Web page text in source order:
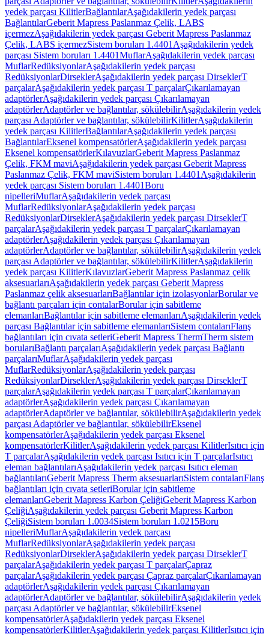
yedek parçası KilitlerBağlantılarAşağıdakilerin yedek parçası
BağlantılarGeberit Mapress Paslanmaz Çelik, LABS
içermezAşağıdakilerin yedek parçası Geberit Mapress Paslanmaz
Çelik, LABS içermezSistem boruları 1.4401 Aşağıdakilerin yedek
parçası Sistem boruları 1.4401MuflarAşağıdakilerin yedek parçası
MuflarRedüksiyonlarAşağıdakilerin yedek parçası
RedüksiyonlarDirseklerAşağıdakilerin yedek parçası DirseklerT
parçalarAşağıdakilerin yedek parçası T parçalarÇıkarılamayan
adaptörlerAşağıdakilerin yedek parçası Çıkarılamayan
adaptörlerAdaptörler ve bağlantılar, sökülebilirAşağıdakilerin yedek
parçası Adaptörler ve bağlantılar, sökülebilirKilitlerAşağıdakilerin
yedek parçası KilitlerBağlantılarAşağıdakilerin yedek parçası
BağlantılarEksenel kompensatörlerAşağıdakilerin yedek parçası
Eksenel kompensatörlerKılavuzlarGeberit Mapress Paslanmaz
Çelik, FKM maviAşağıdakilerin yedek parçası Geberit Mapress
Paslanmaz Çelik, FKM maviSistem boruları 1.4401 Aşağıdakilerin
yedek parçası Sistem boruları 1.4401Boru
nipelleriMuflarAşağıdakilerin yedek parçası
MuflarRedüksiyonlarAşağıdakilerin yedek parçası
RedüksiyonlarDirseklerAşağıdakilerin yedek parçası DirseklerT
parçalarAşağıdakilerin yedek parçası T parçalarÇıkarılamayan
adaptörlerAşağıdakilerin yedek parçası Çıkarılamayan
adaptörlerAdaptörler ve bağlantılar, sökülebilirAşağıdakilerin yedek
parçası Adaptörler ve bağlantılar, sökülebilirKilitlerAşağıdakilerin
yedek parçası KilitlerKılavuzlarGeberit Mapress Paslanmaz çelik
aksesuarlarıAşağıdakilerin yedek parçası Geberit Mapress
Paslanmaz çelik aksesuarlarıBağlantılar için izolasyonlarBorular ve
bağlantı parçaları için contalarBorular için sabitleme
elemanlarıBağlantılar için sabitleme elemanlarıAşağıdakilerin yedek
parçası Bağlantılar için sabitleme elemanlarıSistem contalarıFlanş
bağlantıları için cıvata setleriGeberit Mapress ThermTherm sistem
borularıBağlantı parçalarıAşağıdakilerin yedek parçası Bağlantı
parçalarıMuflarAşağıdakilerin yedek parçası
MuflarRedüksiyonlarAşağıdakilerin yedek parçası
RedüksiyonlarDirseklerAşağıdakilerin yedek parçası DirseklerT
parçalarAşağıdakilerin yedek parçası T parçalarÇıkarılamayan
adaptörlerAşağıdakilerin yedek parçası Çıkarılamayan
adaptörlerAdaptörler ve bağlantılar, sökülebilirAşağıdakilerin yedek
parçası Adaptörler ve bağlantılar, sökülebilirEksenel
kompensatörlerAşağıdakilerin yedek parçası Eksenel
kompensatörlerKilitlerAşağıdakilerin yedek parçası KilitlerIsıtıcı için
T parçalarAşağıdakilerin yedek parçası Isıtıcı için T parçalarIsıtıcı
eleman bağlantılarıAşağıdakilerin yedek parçası Isıtıcı eleman
bağlantılarıGeberit Mapress Therm aksesuarlarıSistem contalarıFlanş
bağlantıları için cıvata setleriBorular için sabitleme
elemanlarıGeberit Mapress Karbon ÇeliğiGeberit Mapress Karbon
ÇeliğiAşağıdakilerin yedek parçası Geberit Mapress Karbon
ÇeliğiSistem boruları 1.0034Sistem boruları 1.0215Boru
nipelleriMuflarAşağıdakilerin yedek parçası
MuflarRedüksiyonlarAşağıdakilerin yedek parçası
RedüksiyonlarDirseklerAşağıdakilerin yedek parçası DirseklerT
parçalarAşağıdakilerin yedek parçası T parçalarÇapraz
parçalarAşağıdakilerin yedek parçası Çapraz parçalarÇıkarılamayan
adaptörlerAşağıdakilerin yedek parçası Çıkarılamayan
adaptörlerAdaptörler ve bağlantılar, sökülebilirAşağıdakilerin yedek
parçası Adaptörler ve bağlantılar, sökülebilirEksenel
kompensatörlerAşağıdakilerin yedek parçası Eksenel
kompensatörlerKilitlerAşağıdakilerin yedek parçası KilitlerIsıtıcı için